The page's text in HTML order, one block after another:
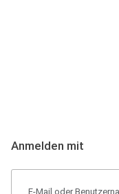
Anmelden mit